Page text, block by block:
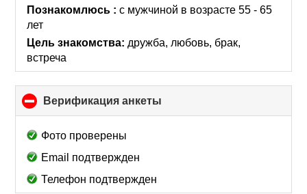
collapse
Познакомлюсь :с мужчиной в возрасте 55 - 65
лет
Цель знакомства: дружба, любовь, брак,
встреча
Верификация анкеты
to
Фото проверены
Email подтвержден
Телефон подтвержден